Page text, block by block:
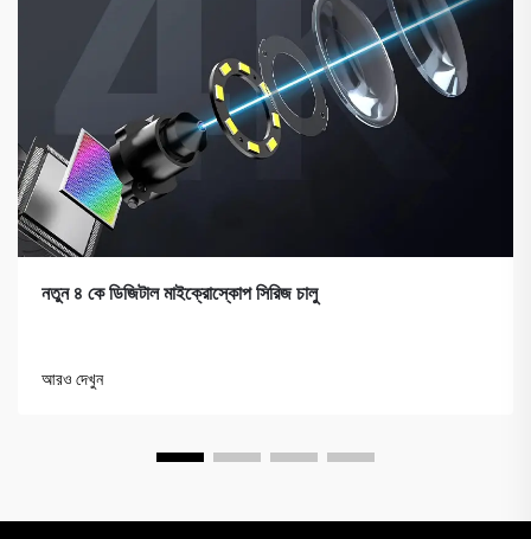
নতুন ৪ কে ডিজিটাল মাইক্রোস্কোপ সিরিজ চালু
আরও দেখুন